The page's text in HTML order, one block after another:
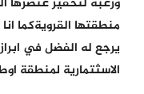
منطقتها القرويةكما
يرجع له الفضل في
الاسثتمارية لمنطقة